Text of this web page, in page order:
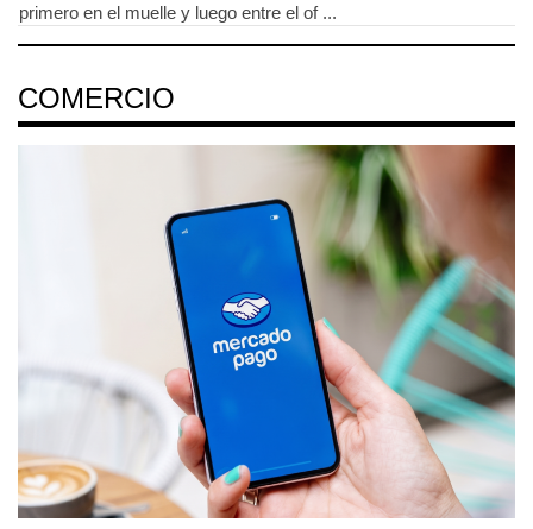
primero en el muelle y luego entre el of ...
COMERCIO